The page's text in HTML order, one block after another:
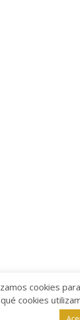
Aviso
cookies
cookies